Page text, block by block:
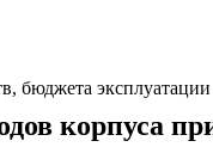
бюджета
корпуса